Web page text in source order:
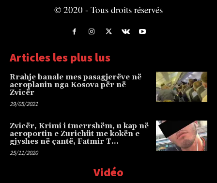
© 2020 - Tous droits réservés
Articles les plus lus
Rrahje banale mes pasagjerëve në
aeroplanin nga Kosova për në
Zvicër
29/05/2021
Zvicër, Krimi i tmerrshëm, u kap në
aeroportin e Zurichüt me kokën e
gjyshes në çantë, Fatmir T…
25/11/2020
Vidéo